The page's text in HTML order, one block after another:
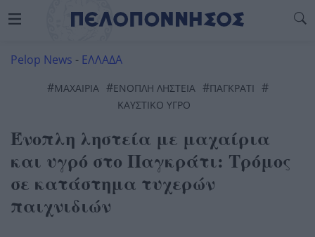
Pelop News - ΕΛΛΑΔΑ
#ΜΑΧΑΊΡΙΑ #ΕΝΟΠΛΗ ΛΗΣΤΕΙΑ #ΠΑΓΚΡΆΤΙ #
ΚΑΥΣΤΙΚΌ ΥΓΡΌ
Ένοπλη ληστεία με μαχαίρια
και υγρό στο Παγκράτι: Τρόμος
σε κατάστημα τυχερών
παιχνιδιών